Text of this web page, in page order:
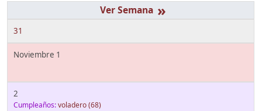
»
31
Noviembre 1
2
Cumpleaños:voladero(68)